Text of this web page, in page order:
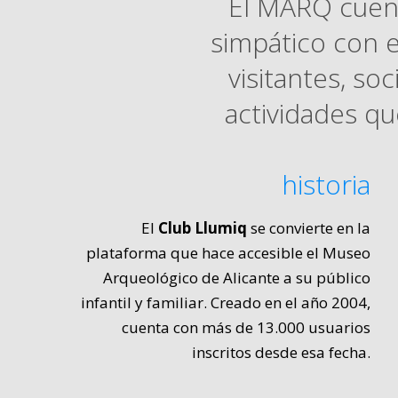
simpático con
visitantes,
actividades
historia
El Club Llumiq se convierte en la
plataforma que hace accesible el Museo
Arqueológico de Alicante a su público
infantil y familiar. Creado en el año 2004,
cuenta con más de 13.000 usuarios
inscritos desde esa fecha.